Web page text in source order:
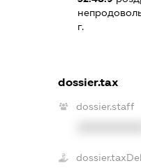
г.
dossier.tax
dossier.staff